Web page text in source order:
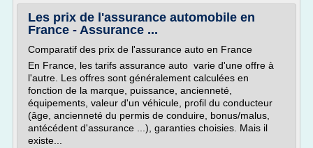
Les prix de l'assurance automobile en
France - Assurance ...
Comparatif des prix de l'assurance auto en France
En France, les tarifs assurance auto varie d'une offre à
l'autre. Les offres sont généralement calculées en
fonction de la marque, puissance, ancienneté,
équipements, valeur d'un véhicule, profil du conducteur
(âge, ancienneté du permis de conduire, bonus/malus,
antécédent d'assurance ...), garanties choisies. Mais il
existe...